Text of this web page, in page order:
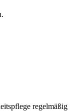
regelmäßig